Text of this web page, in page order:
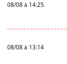
08/08 à 14:25
08/08 à 13:14